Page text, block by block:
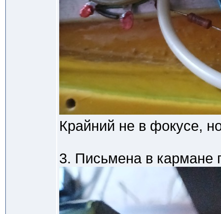
Крайний не в фокусе,
3. Письмена в кармане